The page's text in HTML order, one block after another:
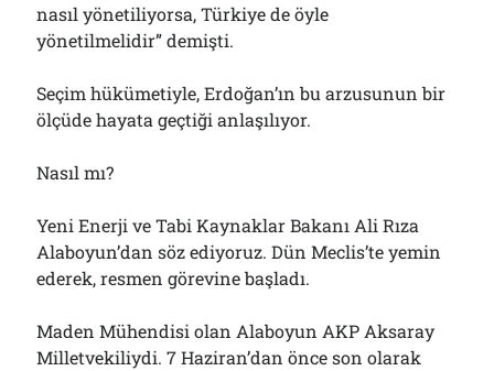
15 Temmuz Soruları… Nasuh Mahruki’nin “Suçu”!..
03/08/2026
Teröristlere G……yle Güldürdünüz”
01/08/2026
Çağırdı!..
31/07/2026
Arşivler
nasıl yönetiliyorsa, Türkiye de öyle
yönetilmelidir” demişti.
Seçim hükümetiyle, Erdoğan’ın bu arzusunun bir
ölçüde hayata geçtiği anlaşılıyor.
Nasıl mı?
Yeni Enerji ve Tabi Kaynaklar Bakanı Ali Rıza
Alaboyun’dan söz ediyoruz. Dün Meclis’te yemin
ederek, resmen görevine başladı.
Maden Mühendisi olan Alaboyun AKP Aksaray
Milletvekiliydi. 7 Haziran’dan önce son olarak